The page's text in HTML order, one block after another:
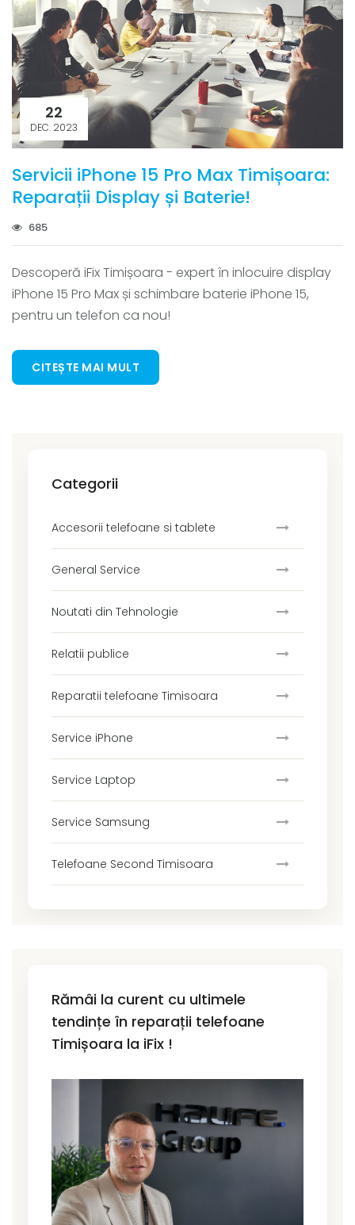
22
DEC. 2023
Servicii iPhone 15 Pro Max Timișoara:
Reparații Display și Baterie!
685
Descoperă iFix Timișoara - expert în inlocuire display
iPhone 15 Pro Max și schimbare baterie iPhone 15,
pentru un telefon ca nou!
CITEȘTE MAI MULT
Categorii
Accesorii telefoane si tablete
General Service
Noutati din Tehnologie
Relatii publice
Reparatii telefoane Timisoara
Service iPhone
Service Laptop
Service Samsung
Telefoane Second Timisoara
Rămâi la curent cu ultimele
tendințe în reparații telefoane
Timișoara la iFix !